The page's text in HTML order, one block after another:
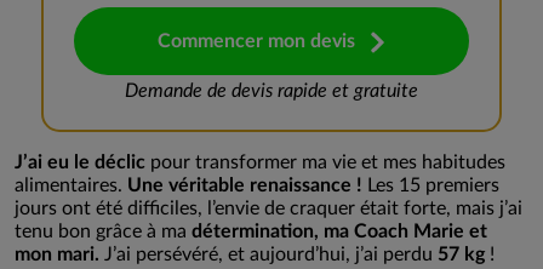
Commencer mon devis
Demande de devis rapide et gratuite
J’ai eu le déclic pour transformer ma vie et mes habitudes
alimentaires. Une véritable renaissance ! Les 15 premiers
jours ont été difficiles, l’envie de craquer était forte, mais j’ai
tenu bon grâce à ma détermination, ma Coach Marie et
mon mari. J’ai persévéré, et aujourd’hui, j’ai perdu 57 kg !